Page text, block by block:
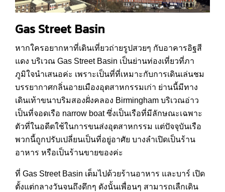
Gas Street Basin
หากใครอยากหาที่เดินเที่ยวถ่ายรูปสวยๆ กับอาคารอิฐสี
แดง บริเวณ Gas Street Basin เป็นย่านท่องเที่ยวที่ภา
ภูมิใจนำเสนอค่ะ เพราะเป็นที่ที่เหมาะกับการเดินเล่นชม
บรรยากาศกลิ่นอายเมืองอุตสาหกรรมเก่า ย่านนี้มีทาง
เดินเท้าขนาบริมสองฝั่งคลอง Birmingham บริเวณอ่าว
เป็นที่จอดเรือ narrow boat ซึ่งเป็นเรือที่มีลักษณะเฉพาะ
ตัวที่ในอดีตใช้ในการขนส่งอุตสาหกรรม แต่ปัจจุบันเรือ
พวกนี้ถูกปรับเปลี่ยนเป็นที่อยู่อาศัย บางลำเปิดเป็นร้าน
อาหาร หรือเป็นร้านขายของค่ะ
ที่ Gas Street Basin เต็มไปด้วยร้านอาหาร และบาร์ เปิด
ตั้งแต่กลางวันจนถึงดึกๆ ดังนั้นเพื่อนๆ สามารถเลืกเดิน